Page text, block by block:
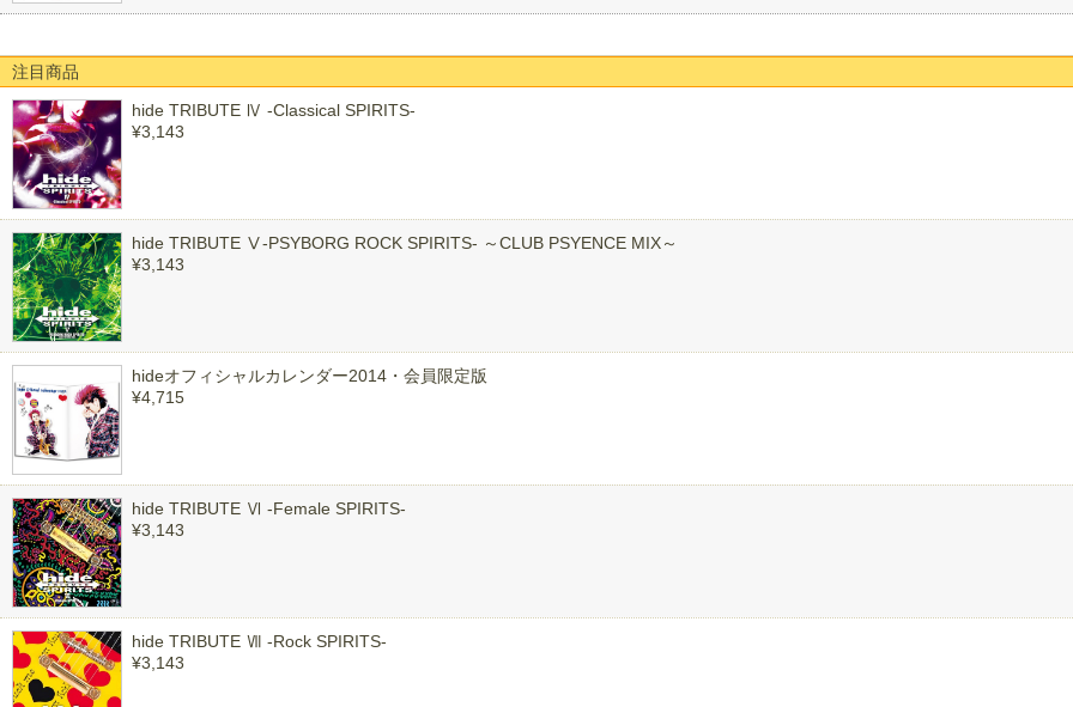
注目商品
hide TRIBUTE Ⅳ -Classical SPIRITS-
¥3,143
hide TRIBUTE Ⅴ-PSYBORG ROCK SPIRITS- ～CLUB PSYENCE MIX～
¥3,143
hideオフィシャルカレンダー2014・会員限定版
¥4,715
hide TRIBUTE Ⅵ -Female SPIRITS-
¥3,143
hide TRIBUTE Ⅶ -Rock SPIRITS-
¥3,143